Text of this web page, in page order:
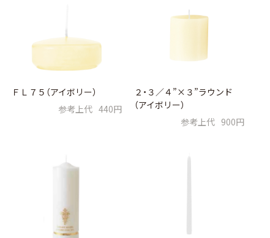
ＦＬ７５（アイボリー）
参考上代 440円
２・３／４”×３”ラウンド
（アイボリー）
参考上代 900円